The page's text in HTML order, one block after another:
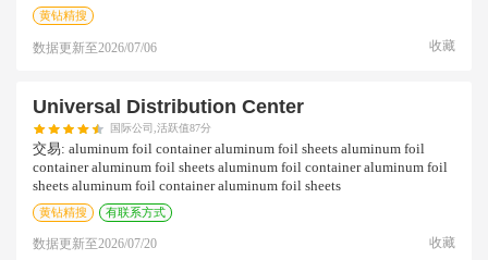
黄钻精搜
数据更新至2026/07/06 收藏
Universal Distribution Center
国际公司,活跃值87分
交易: aluminum foil container aluminum foil sheets aluminum foil
container aluminum foil sheets aluminum foil container aluminum foil
sheets aluminum foil container aluminum foil sheets
黄钻精搜 有联系方式
数据更新至2026/07/20 收藏